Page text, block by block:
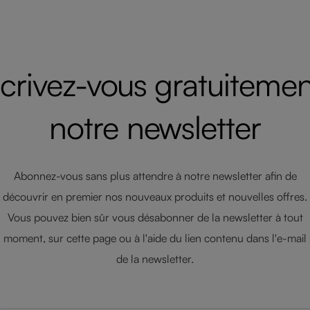
vous
notre newsletter
Abonnez-vous sans plus attendre à notre newsletter afin de
découvrir en premier nos nouveaux produits et nouvelles offres.
Vous pouvez bien sûr vous désabonner de la newsletter à tout
moment, sur cette page ou à l'aide du lien contenu dans l'e-mail
de la newsletter.